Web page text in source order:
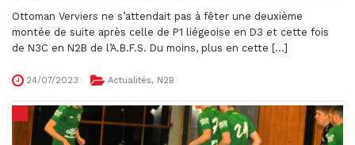
Ottoman Verviers ne s’attendait pas à fêter une deuxième
montée de suite après celle de P1 liégeoise en D3 et cette fois
de N3C en N2B de l’A.B.F.S. Du moins, plus en cette [...]
24/07/2023 Actualités, N2B